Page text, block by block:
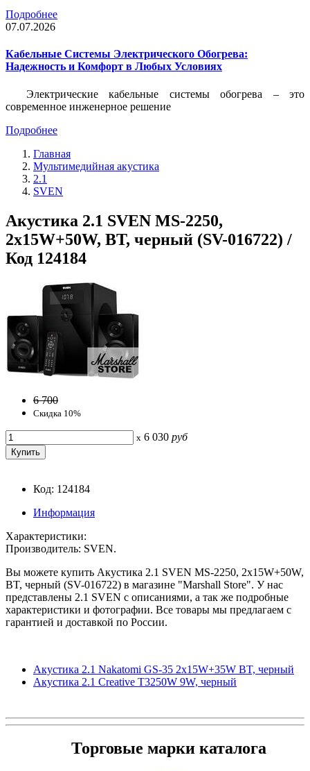
Подробнее
07.07.2026
Кабельные Системы Электрического Обогрева:
Надежность и Комфорт в Любых Условиях
Электрические кабельные системы обогрева – это
современное инженерное решение
Подробнее
Главная
Мультимедийная акустика
2.1
SVEN
Акустика 2.1 SVEN MS-2250,
2x15W+50W, BT, черный (SV-016722) /
Код 124184
6 700
Скидка 10%
x 6 030 руб
Код: 124184
Информация
Характеристики:
Производитель: SVEN.
Вы можете купить Акустика 2.1 SVEN MS-2250, 2x15W+50W,
BT, черный (SV-016722) в магазине "Marshall Store". У нас
представлены 2.1 SVEN с описаниями, а так же подробные
характеристики и фотографии. Все товары мы предлагаем с
гарантией и доставкой по России.
Акустика 2.1 Nakatomi GS-35 2x15W+35W BT, черный
Акустика 2.1 Creative T3250W 9W, черный
Торговые марки каталога